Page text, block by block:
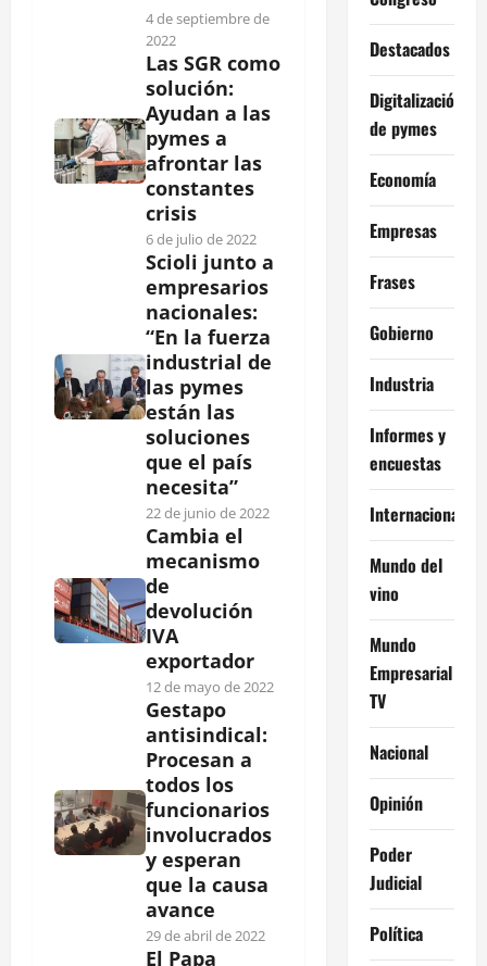
4 de septiembre de
2022
Las SGR como
solución:
Ayudan a las
pymes a
afrontar las
constantes
crisis
6 de julio de 2022
Scioli junto a
empresarios
nacionales:
“En la fuerza
industrial de
las pymes
están las
soluciones
que el país
necesita”
22 de junio de 2022
Cambia el
mecanismo
de
devolución
IVA
exportador
12 de mayo de 2022
Gestapo
antisindical:
Procesan a
todos los
funcionarios
involucrados
y esperan
que la causa
avance
29 de abril de 2022
El Papa
Destacados
Digitalización
de pymes
Economía
Empresas
Frases
Gobierno
Industria
Informes y
encuestas
Internacional
Mundo del
vino
Mundo
Empresarial
TV
Nacional
Opinión
Poder
Judicial
Política